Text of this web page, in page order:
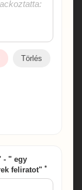
Törlés
- " egy
feliratot" *